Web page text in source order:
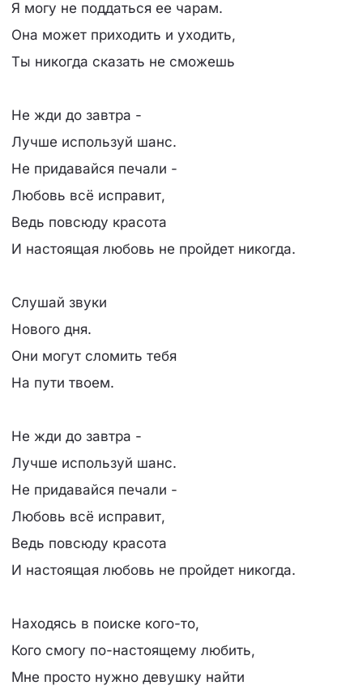
Я могу не поддаться ее чарам.
Она может приходить и уходить,
Ты никогда сказать не сможешь
Не жди до завтра -
Лучше используй шанс.
Не придавайся печали -
Любовь всё исправит,
Ведь повсюду красота
И настоящая любовь не пройдет никогда.
Слушай звуки
Нового дня.
Они могут сломить тебя
На пути твоем.
Не жди до завтра -
Лучше используй шанс.
Не придавайся печали -
Любовь всё исправит,
Ведь повсюду красота
И настоящая любовь не пройдет никогда.
Находясь в поиске кого-то,
Кого смогу по-настоящему любить,
Мне просто нужно девушку найти